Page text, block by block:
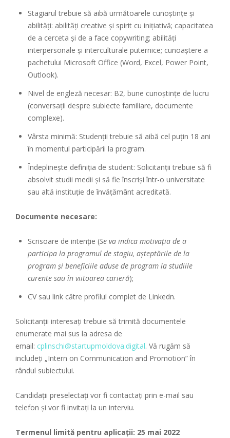
Stagiarul trebuie să aibă următoarele cunoștințe și
abilități: abilități creative și spirit cu inițiativă; capacitatea
de a cerceta și de a face copywriting; abilități
interpersonale și interculturale puternice; cunoaștere a
pachetului Microsoft Office (Word, Excel, Power Point,
Outlook).
Nivel de engleză necesar: B2, bune cunoștințe de lucru
(conversații despre subiecte familiare, documente
complexe).
Vârsta minimă: Studenții trebuie să aibă cel puțin 18 ani
în momentul participării la program.
Îndeplinește definiția de student: Solicitanții trebuie să fi
absolvit studii medii și să fie înscriși într-o universitate
sau altă instituție de învățământ acreditată.
Documente necesare:
Scrisoare de intenție (Se va indica motivația de a
participa la programul de stagiu, așteptările de la
program și beneficiile aduse de program la studiile
curente sau în viitoarea carieră);
CV sau link către profilul complet de Linkedn.
Solicitanții interesați trebuie să trimită documentele
enumerate mai sus la adresa de
email: cplinschi@startupmoldova.digital. Vă rugăm să
includeți „Intern on Communication and Promotion” în
rândul subiectului.
Candidații preselectați vor fi contactați prin e-mail sau
telefon și vor fi invitați la un interviu.
Termenul limită pentru aplicații: 25 mai 2022